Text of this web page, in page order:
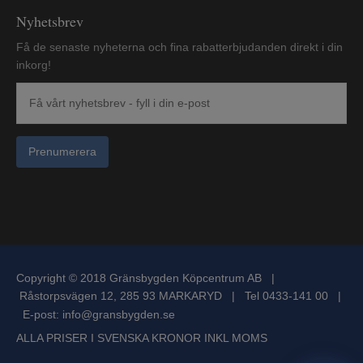
Nyhetsbrev
Få de senaste nyheterna och fina rabatterbjudanden direkt i din
inkorg!
Prenumerera
Copyright © 2018 Gränsbygden Köpcentrum AB |
Råstorpsvägen 12, 285 93 MARKARYD | Tel 0433-141 00 |
E-post: info@gransbygden.se
ALLA PRISER I SVENSKA KRONOR INKL MOMS